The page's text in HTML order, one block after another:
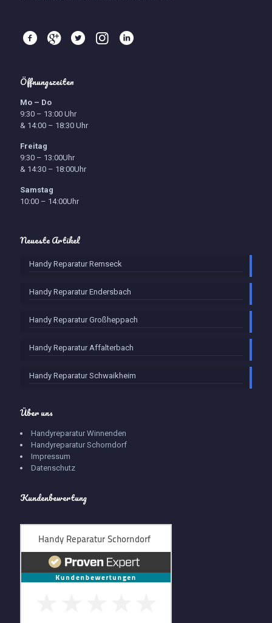
Öffnungszeiten
Mo – Do
9:30 – 13:00 Uhr
& 14:00 – 18:30 Uhr
Freitag
9:30 – 13:00Uhr
& 14:30 – 18:00Uhr
Samstag
10:00 – 14:00Uhr
Neueste Artikel
Handy Reparatur Remseck
Handy Reparatur Endersbach
Handy Reparatur Großheppach
Handy Reparatur Affalterbach
Handy Reparatur Schwaikheim
Über uns
Handyreparatur Winnenden
Handyreparatur Schorndorf
Impressum
Datenschutz
Kundenbewertung